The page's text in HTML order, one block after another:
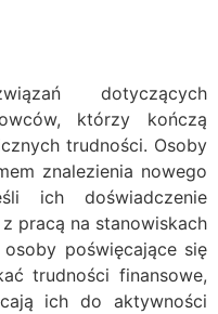
dotyczących
którzy kończą
trudności. Osoby
znalezienia nowego
ich doświadczenie
pracą na stanowiskach
poświęcające się
trudności finansowe,
ich do aktywności